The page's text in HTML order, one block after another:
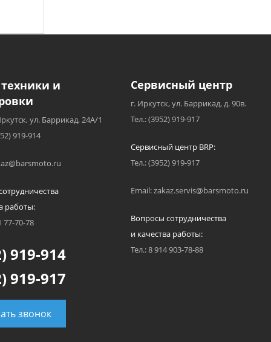
и
ул. Баррикад, 24А/1
919-914
работы:
77-70-78
919-914
919-917
звонок
Сервисный центр
г. Иркутск, ул. Баррикад, д. 90в.
Тел.: (3952) 919-917
Сервисный центр BRP:
Тел.: (3952) 919-917
Email: zakaz.servis@barsmoto.ru
Вопросы сотрудничества
и качества работы:
Тел.: 8 914 903-78-88